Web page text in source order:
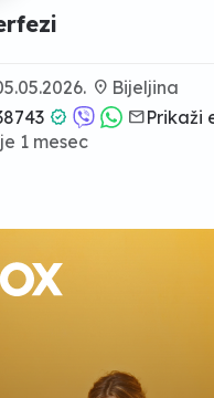
location_on Bijeljina
verified emailPrikaži
1 mesec